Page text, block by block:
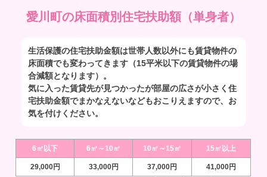
愛川町の床面積別住宅扶助額（単身者）
生活保護の住宅扶助金額は世帯人数以外にも賃貸物件の
床面積でも変わってきます（15平米以下の賃貸物件の場
合減額となります）。
気に入った賃貸先が見つかったが部屋の広さが小さく住
宅扶助金額でまかなえないなどもおこりえますので、お
気を付けください。
6㎡以下 6㎡～10㎡ 10㎡～15㎡ 15㎡以上
29,000円 33,000円 37,000円
41,000円